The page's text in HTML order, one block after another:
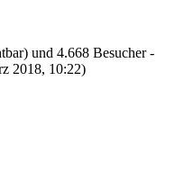
und 4.668 Besucher -
2018, 10:22)